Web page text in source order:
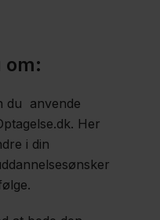
om:
du anvende
Her
i din